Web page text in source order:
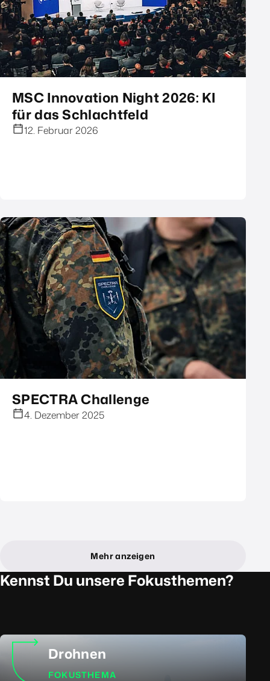
MSC Innovation Night 2026: KI
für das Schlachtfeld
12. Februar 2026
SPECTRA Challenge
4. Dezember 2025
Mehr anzeigen
Kennst Du unsere Fokusthemen?
Drohnen
FOKUSTHEMA